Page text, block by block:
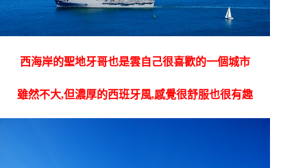
西海岸的聖地牙哥也是雲自己很喜歡的一個城市
雖然不大,但濃厚的西班牙風,感覺很舒服也很有趣